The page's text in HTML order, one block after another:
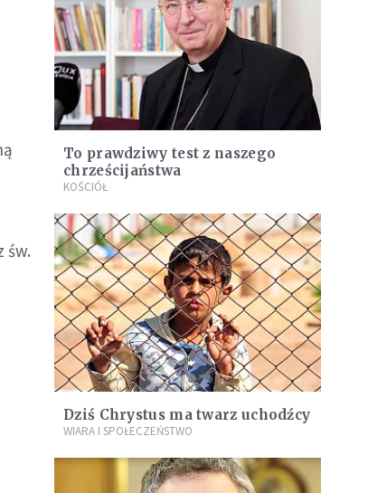
św.
To prawdziwy test z naszego
chrześcijaństwa
KOŚCIÓŁ
Dziś Chrystus ma twarz uchodźcy
WIARA I SPOŁECZEŃSTWO